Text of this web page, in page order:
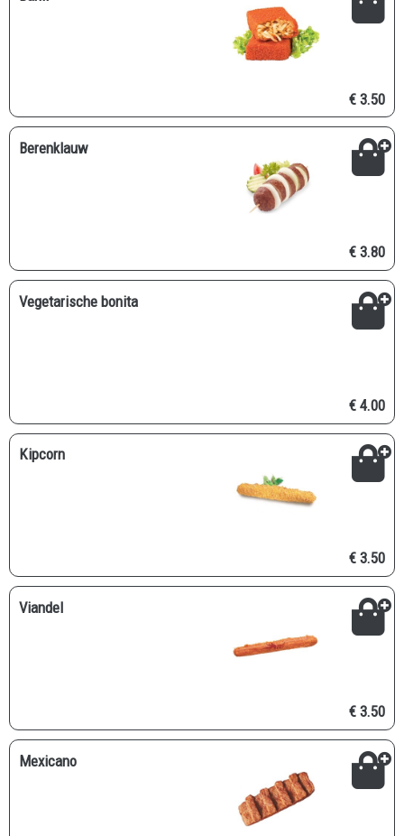
€ 3.50
Berenklauw
€ 3.80
Vegetarische bonita
€ 4.00
Kipcorn
€ 3.50
Viandel
€ 3.50
Mexicano